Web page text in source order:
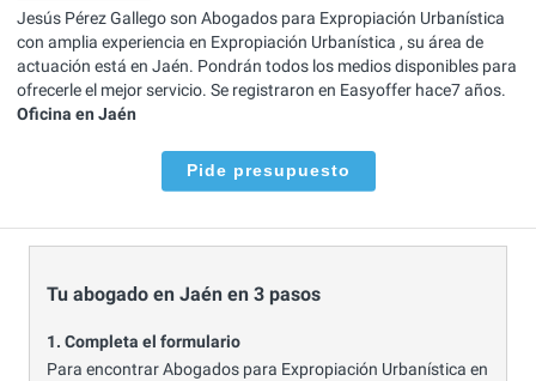
Jesús Pérez Gallego son Abogados para Expropiación Urbanística
con amplia experiencia en Expropiación Urbanística , su área de
actuación está en Jaén. Pondrán todos los medios disponibles para
ofrecerle el mejor servicio. Se registraron en Easyoffer hace7 años.
Oficina en Jaén
Pide presupuesto
Tu abogado en Jaén en 3 pasos
1. Completa el formulario
Para encontrar Abogados para Expropiación Urbanística en